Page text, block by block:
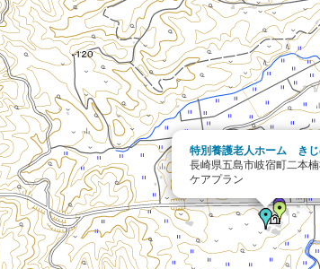
特別養護老人ホーム き
長崎県五島市岐宿町二本
ケアプラン